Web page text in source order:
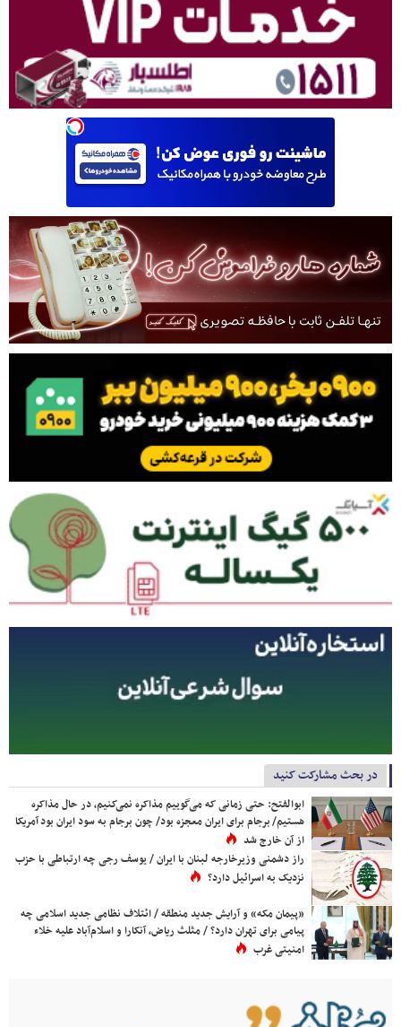
در بحث مشارکت کنید
ابوالفتح: حتی زمانی که می‌گوییم مذاکره نمی‌کنیم، در حال مذاکره
هستیم/ برجام برای ایران معجزه بود/ چون برجام به سود ایران بود آمریکا
از آن خارج شد
راز دشمنی وزیرخارجه لبنان با ایران / یوسف رجی چه ارتباطی با حزب
نزدیک به اسرائیل دارد؟
«پیمان مکه» و آرایش جدید منطقه / ائتلاف نظامی جدید اسلامی چه
پیامی برای تهران دارد؟ / مثلث ریاض، آنکارا و اسلام‌آباد علیه خلاء
امنیتی غرب